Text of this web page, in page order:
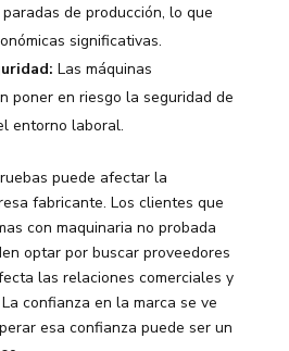
de producción, lo que
significativas.
Las máquinas
poner en riesgo la seguridad de
entorno laboral.
puede afectar la
fabricante. Los clientes que
con maquinaria no probada
optar por buscar proveedores
las relaciones comerciales y
confianza en la marca se ve
esa confianza puede ser un